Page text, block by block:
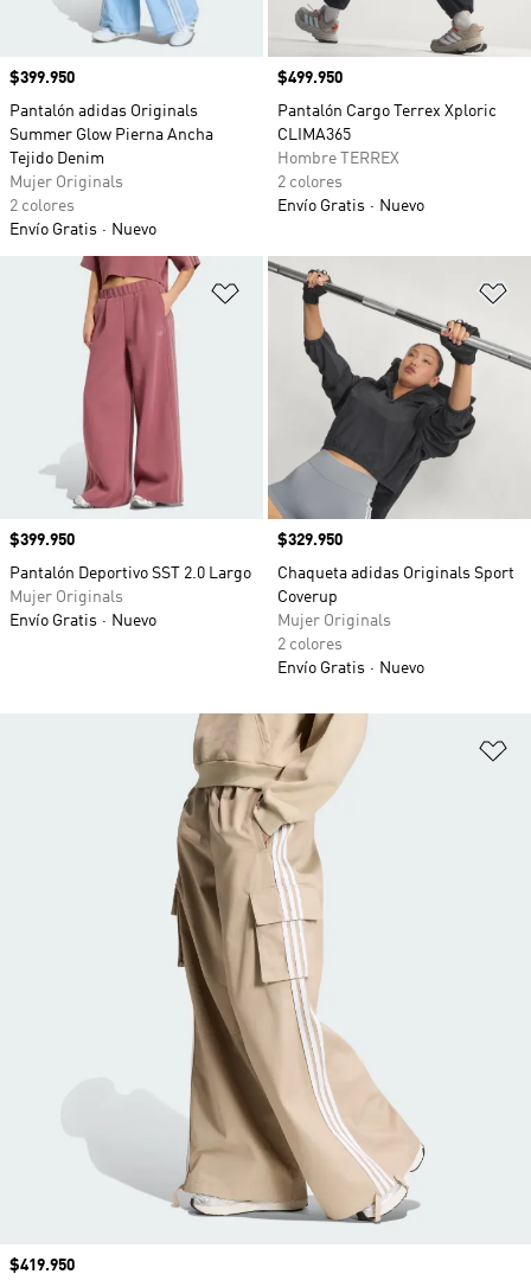
Precio
$399.950
Pantalón adidas Originals
Summer Glow Pierna Ancha
Tejido Denim
Mujer Originals
2 colores
Envío Gratis
Nuevo
Precio
$499.950
Pantalón Cargo Terrex Xploric
CLIMA365
Hombre TERREX
2 colores
Envío Gratis
Nuevo
Añadir a la lista de deseos
Precio
$399.950
Pantalón Deportivo SST 2.0 Largo
Mujer Originals
Envío Gratis
Nuevo
Precio
$329.950
Chaqueta adidas Originals Sport
Coverup
Mujer Originals
2 colores
Envío Gratis
Nuevo
Precio
$419.950